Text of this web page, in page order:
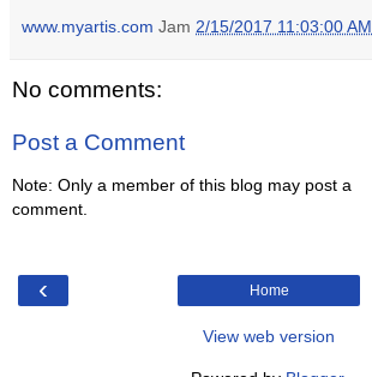
www.myartis.com Jam 2/15/2017 11:03:00 AM
No comments:
Post a Comment
Note: Only a member of this blog may post a
comment.
‹ Home
View web version